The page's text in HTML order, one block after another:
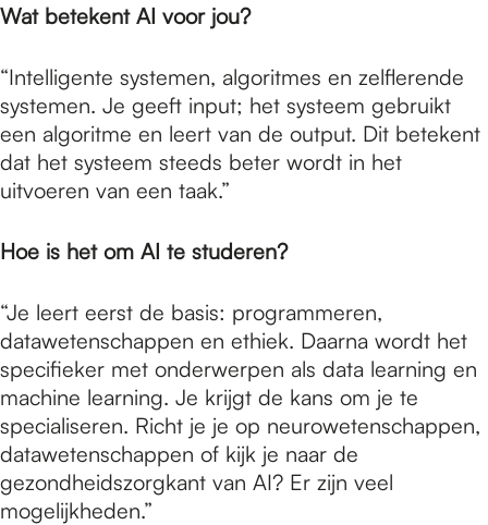
e
Wat betekent AI voor jou?
“Intelligente systemen, algoritmes en zelflerende
systemen. Je geeft input; het systeem gebruikt
een algoritme en leert van de output. Dit betekent
dat het systeem steeds beter wordt in het
uitvoeren van een taak.”
Hoe is het om AI te studeren?
“Je leert eerst de basis: programmeren,
datawetenschappen en ethiek. Daarna wordt het
specifieker met onderwerpen als data learning en
machine learning. Je krijgt de kans om je te
specialiseren. Richt je je op neurowetenschappen,
datawetenschappen of kijk je naar de
gezondheidszorgkant van AI? Er zijn veel
mogelijkheden.”